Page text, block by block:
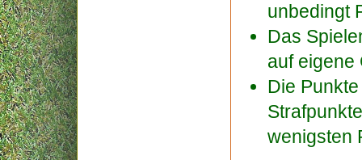
unbedingt
Das
auf
Die
wenigsten